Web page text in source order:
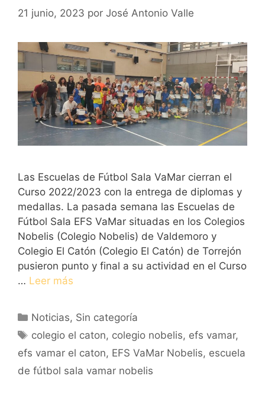
21 junio, 2023 por José Antonio Valle
Las Escuelas de Fútbol Sala VaMar cierran el
Curso 2022/2023 con la entrega de diplomas y
medallas. La pasada semana las Escuelas de
Fútbol Sala EFS VaMar situadas en los Colegios
Nobelis (Colegio Nobelis) de Valdemoro y
Colegio El Catón (Colegio El Catón) de Torrejón
pusieron punto y final a su actividad en el Curso
… Leer más
Categorías
Noticias, Sin categoría
Etiquetas
colegio el caton, colegio nobelis, efs vamar,
efs vamar el caton, EFS VaMar Nobelis, escuela
de fútbol sala vamar nobelis